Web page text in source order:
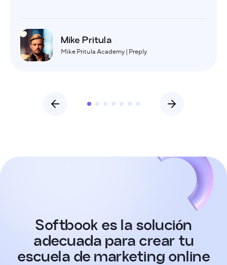
Mike Pritula
Mike Pritula Academy | Preply
Softbook es la solución
adecuada para crear tu
escuela de marketing online